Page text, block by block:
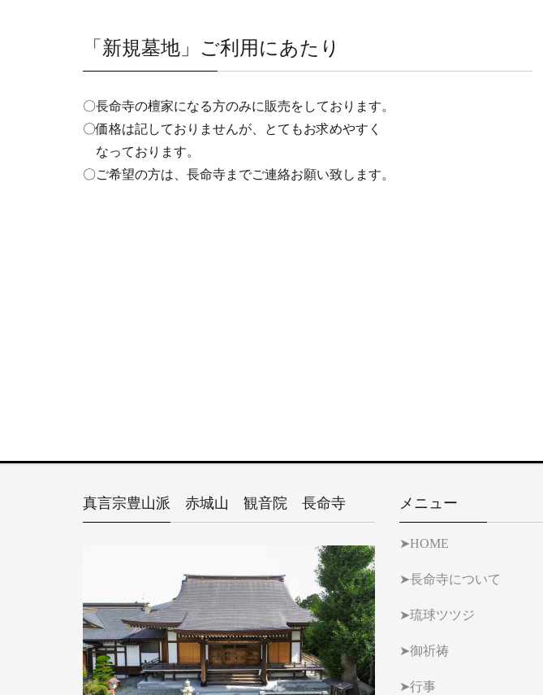
「新規墓地」ご利用にあたり
〇長命寺の檀家になる方のみに販売をしております。
〇価格は記しておりませんが、とてもお求めやすく
なっております。
〇ご希望の方は、長命寺までご連絡お願い致します。
真言宗豊山派 赤城山 観音院 長命寺 メニュー
➤HOME
➤長命寺について
➤琉球ツツジ
➤御祈祷
➤行事